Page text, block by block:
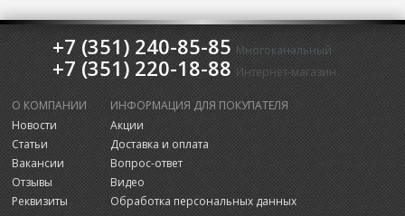
+7 (351) 240-85-85 Многоканальный
+7 (351) 220-18-88 Интернет-магазин
О КОМПАНИИ
Новости
Статьи
Вакансии
Отзывы
Реквизиты
ИНФОРМАЦИЯ ДЛЯ ПОКУПАТЕЛЯ
Акции
Доставка и оплата
Вопрос-ответ
Видео
Обработка персональных данных